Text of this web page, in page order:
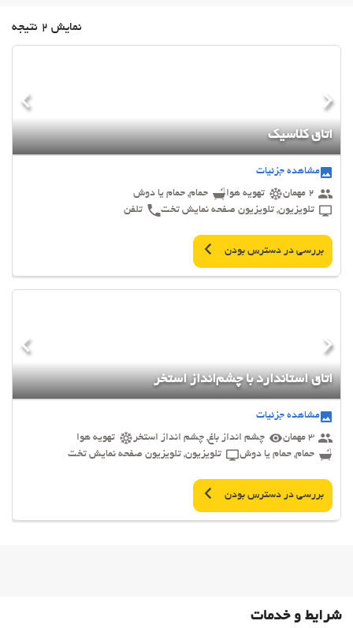
نمایش 2 نتیجه
اتاق کلاسیک
مشاهده جزئیات
2 مهمان
تهویه هوا
حمام, حمام یا دوش
تلویزیون, تلویزیون صفحه نمایش تخت
تلفن
بررسی در دسترس بودن
اتاق استاندارد با چشم‌انداز استخر
مشاهده جزئیات
3 مهمان
چشم انداز باغ, چشم انداز استخر
تهویه هوا
حمام, حمام یا دوش
تلویزیون, تلویزیون صفحه نمایش تخت
بررسی در دسترس بودن
شرایط و خدمات